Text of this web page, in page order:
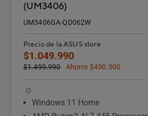
(UM3406)
UM3406GA-QD062W
Precio de la ASUS store
$1.049.990
$1.499.990 Ahorro $450.000
Windows 11 Home